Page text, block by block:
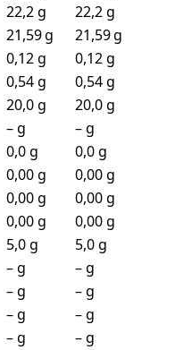
22,2 g
22,2 g
21,59 g
21,59 g
0,12 g
0,12 g
0,54 g
0,54 g
20,0 g
20,0 g
– g
– g
0,0 g
0,0 g
0,00 g
0,00 g
0,00 g
0,00 g
0,00 g
0,00 g
5,0 g
5,0 g
– g
– g
– g
– g
– g
– g
– g
– g